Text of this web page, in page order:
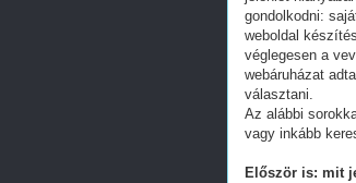
gondolkodni:
weboldal
véglegesen a
webáruházat
választani.
Az alábbi
vagy inkább
Először is: mit